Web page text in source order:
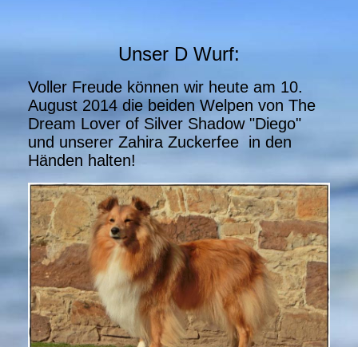
Unser D Wurf:
Voller Freude können wir heute am 10.
August 2014 die beiden Welpen von The
Dream Lover of Silver Shadow "Diego"
und unserer Zahira Zuckerfee in den
Händen halten!